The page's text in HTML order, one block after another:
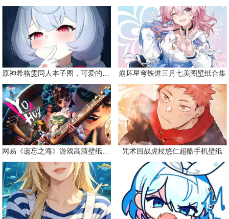
崩坏星穹铁道三月七美图壁纸合集
咒术回战虎杖悠仁超酷手机壁纸